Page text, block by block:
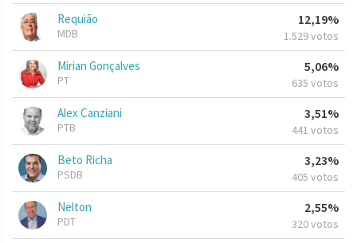
Requião
MDB
12,19%
1.529 votos
Mirian Gonçalves
PT
5,06%
635 votos
Alex Canziani
PTB
3,51%
441 votos
Beto Richa
PSDB
3,23%
405 votos
Nelton
PDT
2,55%
320 votos